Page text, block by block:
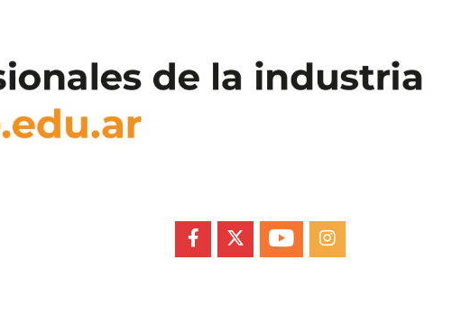
FACEBOOKYOUTUBEINSTAGRAM